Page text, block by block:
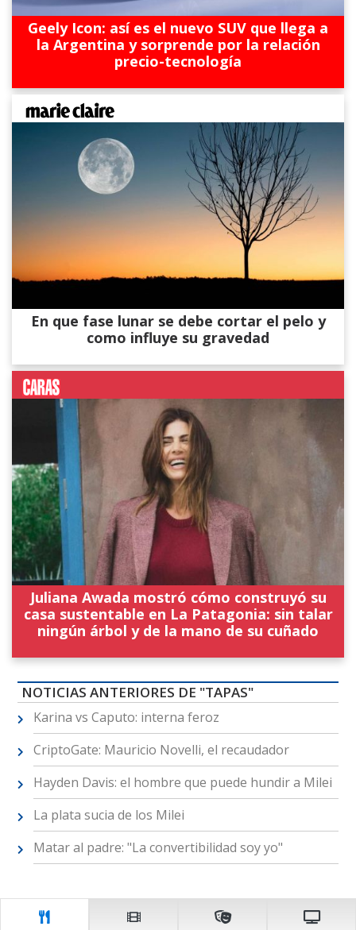
Geely Icon: así es el nuevo SUV que llega a
la Argentina y sorprende por la relación
precio-tecnología
En que fase lunar se debe cortar el pelo y
como influye su gravedad
Juliana Awada mostró cómo construyó su
casa sustentable en La Patagonia: sin talar
ningún árbol y de la mano de su cuñado
NOTICIAS ANTERIORES DE "TAPAS"
Karina vs Caputo: interna feroz
CriptoGate: Mauricio Novelli, el recaudador
Hayden Davis: el hombre que puede hundir a Milei
La plata sucia de los Milei
Matar al padre: "La convertibilidad soy yo"